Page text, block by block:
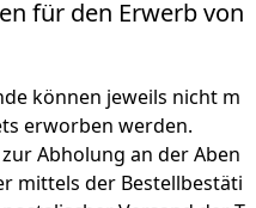
für den Erwerb von
können jeweils nicht m
erworben werden.
Abholung an der Aben
mittels der Bestellbestäti